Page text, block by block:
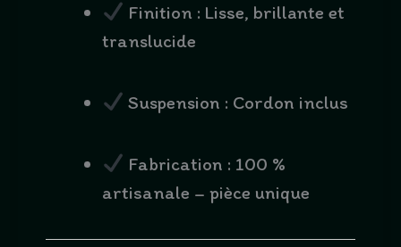
Finition : Lisse, brillante et
translucide
Suspension : Cordon inclus
Fabrication : 100 %
artisanale – pièce unique